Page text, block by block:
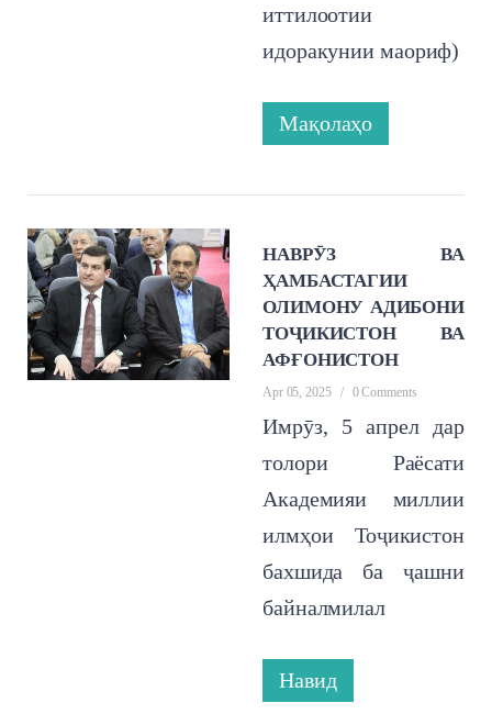
иттилоотии
идоракунии маориф)
Мақолаҳо
НАВРӮЗ ВА
ҲАМБАСТАГИИ
ОЛИМОНУ АДИБОНИ
ТОҶИКИСТОН ВА
АФҒОНИСТОН
Apr 05, 2025 / 0 Comments
Имрӯз, 5 апрел дар
толори Раёсати
Академияи миллии
илмҳои Тоҷикистон
бахшида ба ҷашни
байналмилал
Навид